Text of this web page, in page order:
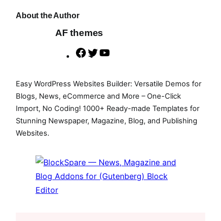
About the Author
AF themes
F
c
e
b
o
T
i
t
t
e
u
T
u
b
Easy WordPress Websites Builder: Versatile Demos for
Blogs, News, eCommerce and More – One-Click
Import, No Coding! 1000+ Ready-made Templates for
Stunning Newspaper, Magazine, Blog, and Publishing
Websites.